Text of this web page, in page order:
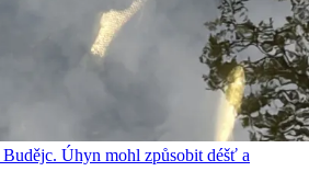
Úhyn mohl způsobit déšť a